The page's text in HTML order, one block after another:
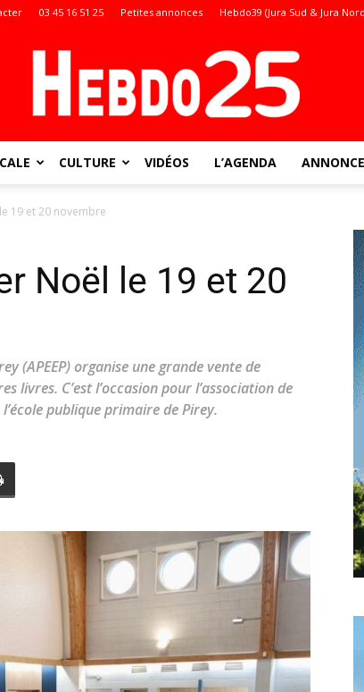
03 45 16 51 25 Petites annonces Hebdo39 (Jura Sud & Jura
:
toute
locale
CULTURE VIDÉOS L’AGENDA
19 et 20 novembre
Noël le 19 et 20
(APEEP) organise une grande vente de
livres. C’est l’occasion pour l’association de
publique primaire de Pirey.